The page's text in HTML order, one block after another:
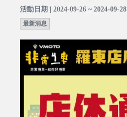
活動日期 | 2024-09-26 ~ 2024-09-28
最新消息